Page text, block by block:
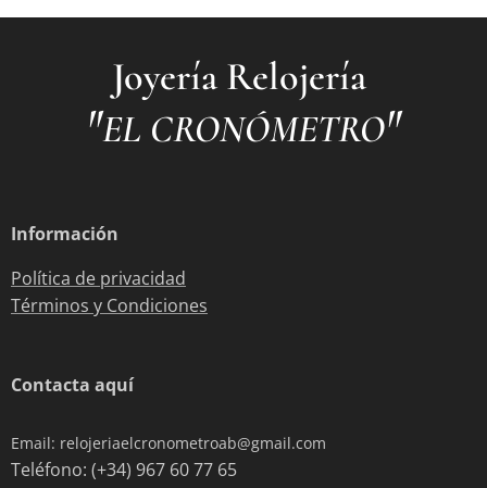
Joyería Relojería
"EL CRONÓMETRO"
Información
Política de privacidad
Términos y Condiciones
Contacta aquí
Email: relojeriaelcronometroab@gmail.com
Teléfono: (+34) 967 60 77 65